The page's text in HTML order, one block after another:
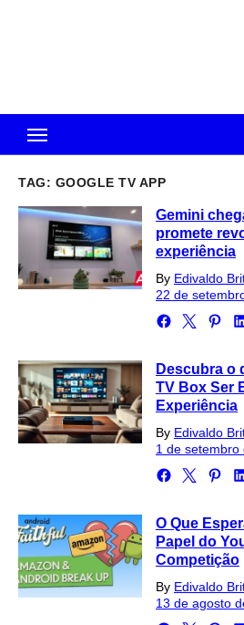
TAG: GOOGLE TV APP
Gemini
promete
experiência
By Edivaldo
22 de
Descubra o
TV Box Ser
Experiência
By Edivaldo
1 de setembro
O Que
Papel do
Competição
By Edivaldo
13 de agosto